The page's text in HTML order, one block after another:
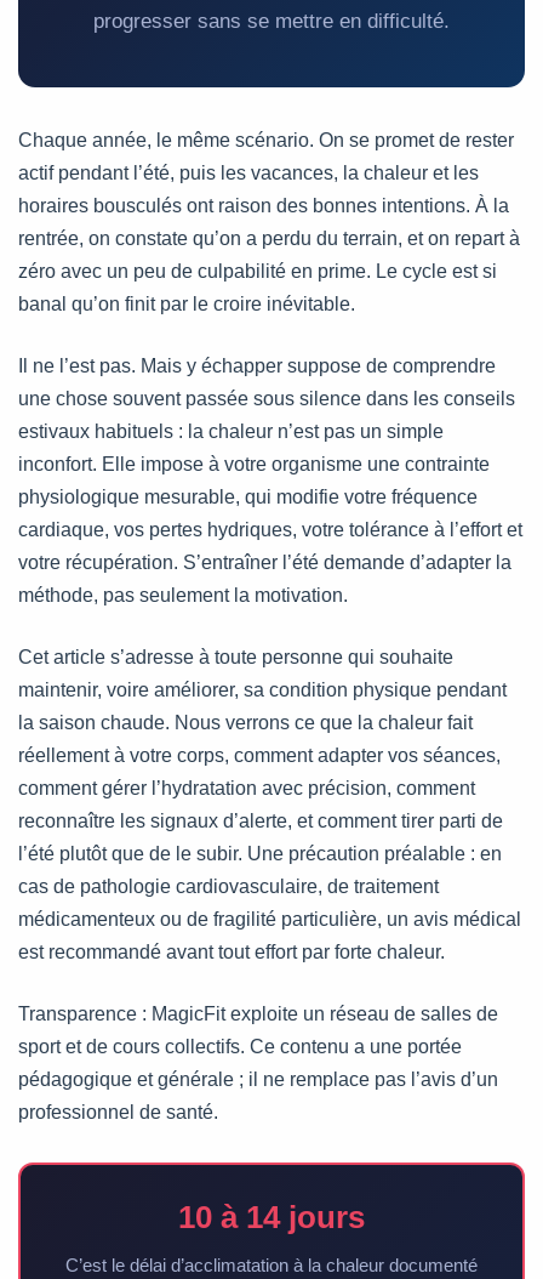
progresser sans se mettre en difficulté.
Chaque année, le même scénario. On se promet de rester
actif pendant l’été, puis les vacances, la chaleur et les
horaires bousculés ont raison des bonnes intentions. À la
rentrée, on constate qu’on a perdu du terrain, et on repart à
zéro avec un peu de culpabilité en prime. Le cycle est si
banal qu’on finit par le croire inévitable.
Il ne l’est pas. Mais y échapper suppose de comprendre
une chose souvent passée sous silence dans les conseils
estivaux habituels : la chaleur n’est pas un simple
inconfort. Elle impose à votre organisme une contrainte
physiologique mesurable, qui modifie votre fréquence
cardiaque, vos pertes hydriques, votre tolérance à l’effort et
votre récupération. S’entraîner l’été demande d’adapter la
méthode, pas seulement la motivation.
Cet article s’adresse à toute personne qui souhaite
maintenir, voire améliorer, sa condition physique pendant
la saison chaude. Nous verrons ce que la chaleur fait
réellement à votre corps, comment adapter vos séances,
comment gérer l’hydratation avec précision, comment
reconnaître les signaux d’alerte, et comment tirer parti de
l’été plutôt que de le subir. Une précaution préalable : en
cas de pathologie cardiovasculaire, de traitement
médicamenteux ou de fragilité particulière, un avis médical
est recommandé avant tout effort par forte chaleur.
Transparence : MagicFit exploite un réseau de salles de
sport et de cours collectifs. Ce contenu a une portée
pédagogique et générale ; il ne remplace pas l’avis d’un
professionnel de santé.
10 à 14 jours
C’est le délai d’acclimatation à la chaleur documenté